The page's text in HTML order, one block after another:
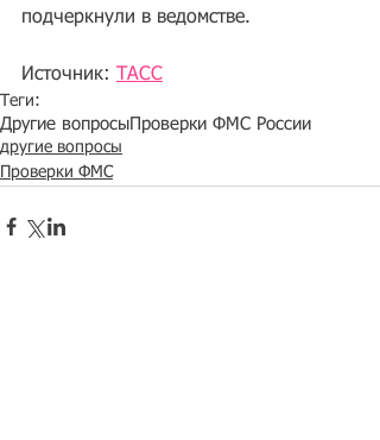
подчеркнули в ведомстве.
Источник: ТАСС
Теги:
Другие вопросыПроверки ФМС России
другие вопросы
Проверки ФМС